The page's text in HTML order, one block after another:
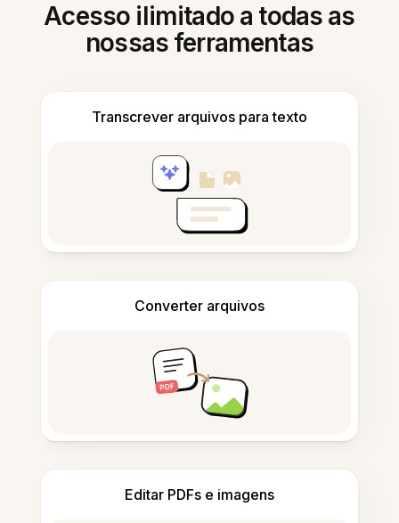
Acesso ilimitado a todas as
nossas ferramentas
Transcrever arquivos para texto
Converter arquivos
Editar PDFs e imagens